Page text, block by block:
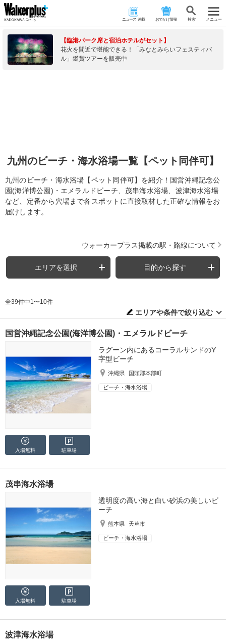
ニュース･連載 おでかけ情報 検 索 メニュー
【臨港パーク席と宿泊ホテルがセット】
花火を間近で堪能できる！「みなとみらいフェスティバ
ル」鑑賞ツアーを販売中
九州のビーチ・海水浴場一覧【ペット同伴可】
九州のビーチ・海水浴場【ペット同伴可】を紹介！国営沖縄記念公
園(海洋博公園)・エメラルドビーチ、茂串海水浴場、波津海水浴場
など、定番から穴場まで各スポットに直接取材した正確な情報をお
届けします。
ウォーカープラス掲載の駅・路線について
エリアを選択 目的から探す
全39件中1〜10件
エリアや条件で絞り込む
国営沖縄記念公園(海洋博公園)・エメラルドビーチ
ラグーン内にあるコーラルサンドのY
字型ビーチ
沖縄県 国頭郡本部町
ビーチ・海水浴場
入場無料 駐車場
茂串海水浴場
透明度の高い海と白い砂浜の美しいビ
ーチ
熊本県 天草市
ビーチ・海水浴場
入場無料 駐車場
波津海水浴場